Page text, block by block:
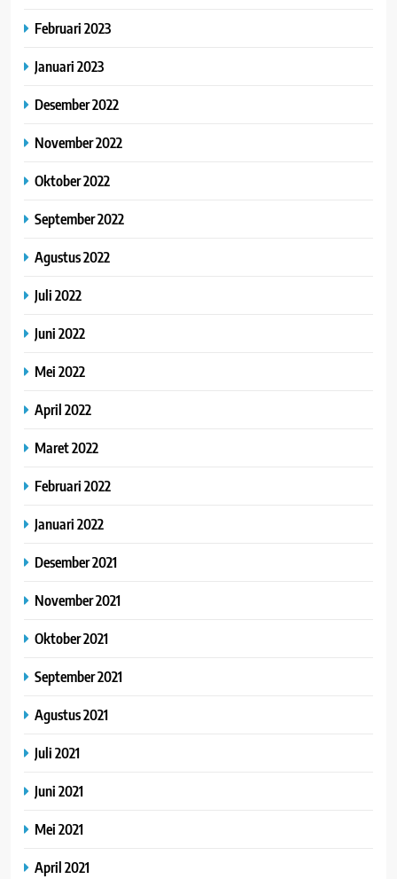
Februari 2023
Januari 2023
Desember 2022
November 2022
Oktober 2022
September 2022
Agustus 2022
Juli 2022
Juni 2022
Mei 2022
April 2022
Maret 2022
Februari 2022
Januari 2022
Desember 2021
November 2021
Oktober 2021
September 2021
Agustus 2021
Juli 2021
Juni 2021
Mei 2021
April 2021